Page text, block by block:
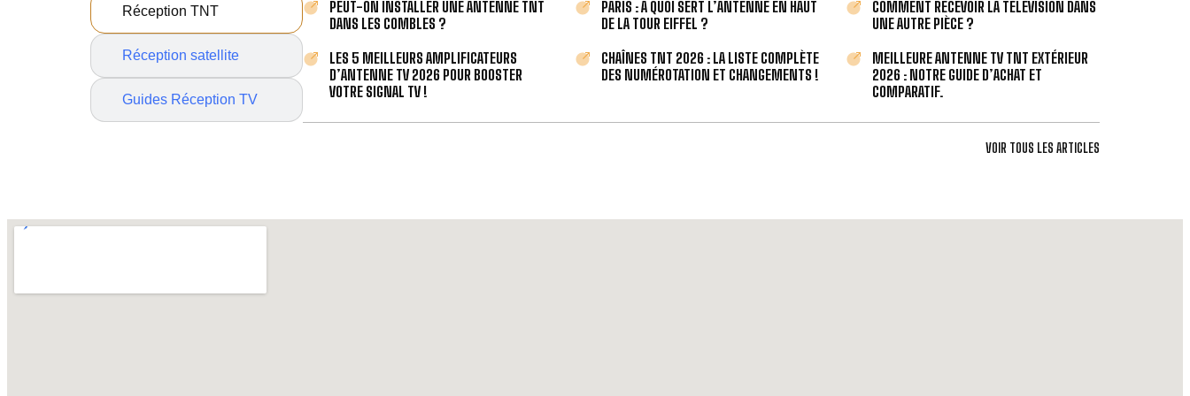
Réception TNT
Réception satellite
Guides Réception TV
PEUT-ON INSTALLER UNE ANTENNE TNT
DANS LES COMBLES ?
PARIS : À QUOI SERT L’ANTENNE EN HAUT
DE LA TOUR EIFFEL ?
COMMENT RECEVOIR LA TÉLÉVISION DANS
UNE AUTRE PIÈCE ?
LES 5 MEILLEURS AMPLIFICATEURS
D’ANTENNE TV 2026 POUR BOOSTER
VOTRE SIGNAL TV !
CHAÎNES TNT 2026 : LA LISTE COMPLÈTE
DES NUMÉROTATION ET CHANGEMENTS !
MEILLEURE ANTENNE TV TNT EXTÉRIEUR
2026 : NOTRE GUIDE D’ACHAT ET
COMPARATIF.
VOIR TOUS LES ARTICLES